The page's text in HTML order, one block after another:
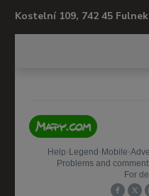
Kostelní 109, 742 45 Fulnek